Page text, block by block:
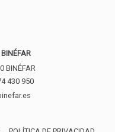
BINÉFAR
430 950